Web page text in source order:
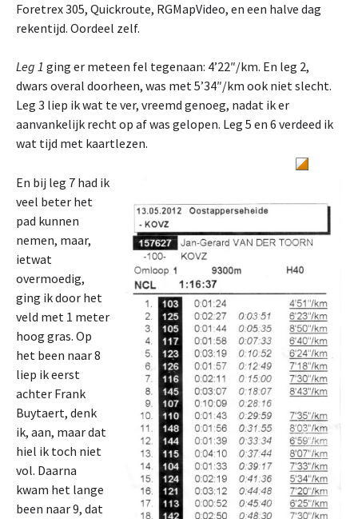
Foretrex 305, Quickroute, RGMapVideo, en een halve dag
rekentijd. Oordeel zelf.
Leg 1 ging er meteen fel tegenaan: 4’22″/km. En leg 2,
dwars overal doorheen, was met 5’34″/km ook niet slecht.
Leg 3 liep ik wat te ver, vreemd genoeg, nadat ik er
aanvankelijk recht op af was gelopen. Leg 5 en 6 verdeed ik
wat tijd met kaartlezen.
En bij leg 7 had ik
veel beter het
pad kunnen
nemen, maar,
ietwat
overmoedig,
ging ik door het
veld met 1 meter
hoog gras. Op
het been naar 8
liep ik eerst
achter Frank
Buytaert, denk
ik, aan, maar dat
hiel ik toch niet
vol. Daarna
kwam het lange
been naar 9, dat